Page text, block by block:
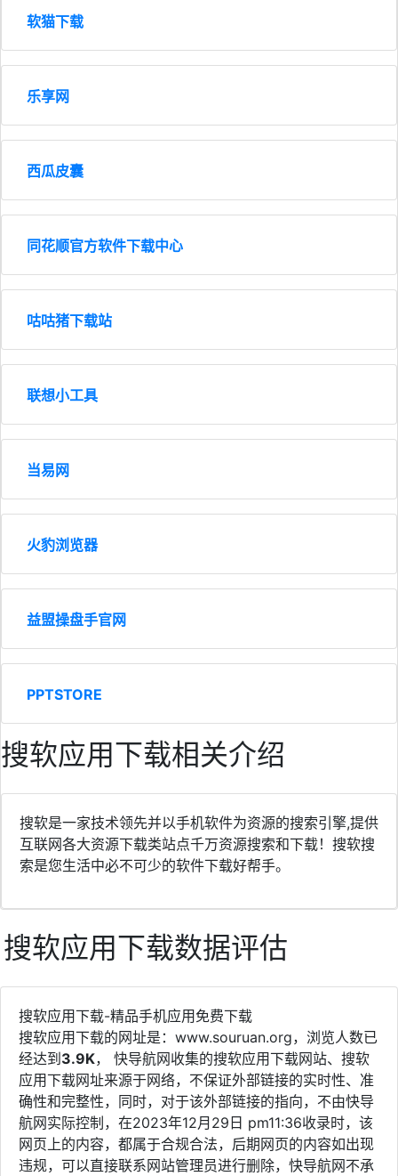
软猫下载
乐享网
西瓜皮囊
同花顺官方软件下载中心
咕咕猪下载站
联想小工具
当易网
火豹浏览器
益盟操盘手官网
PPTSTORE
搜软应用下载相关介绍
搜软是一家技术领先并以手机软件为资源的搜索引擎,提供
互联网各大资源下载类站点千万资源搜索和下载！搜软搜
索是您生活中必不可少的软件下载好帮手。
搜软应用下载数据评估
搜软应用下载-精品手机应用免费下载
搜软应用下载的网址是：www.souruan.org，浏览人数已
经达到3.9K， 快导航网收集的搜软应用下载网站、搜软
应用下载网址来源于网络，不保证外部链接的实时性、准
确性和完整性，同时，对于该外部链接的指向，不由快导
航网实际控制，在2023年12月29日 pm11:36收录时，该
网页上的内容，都属于合规合法，后期网页的内容如出现
违规，可以直接联系网站管理员进行删除，快导航网不承